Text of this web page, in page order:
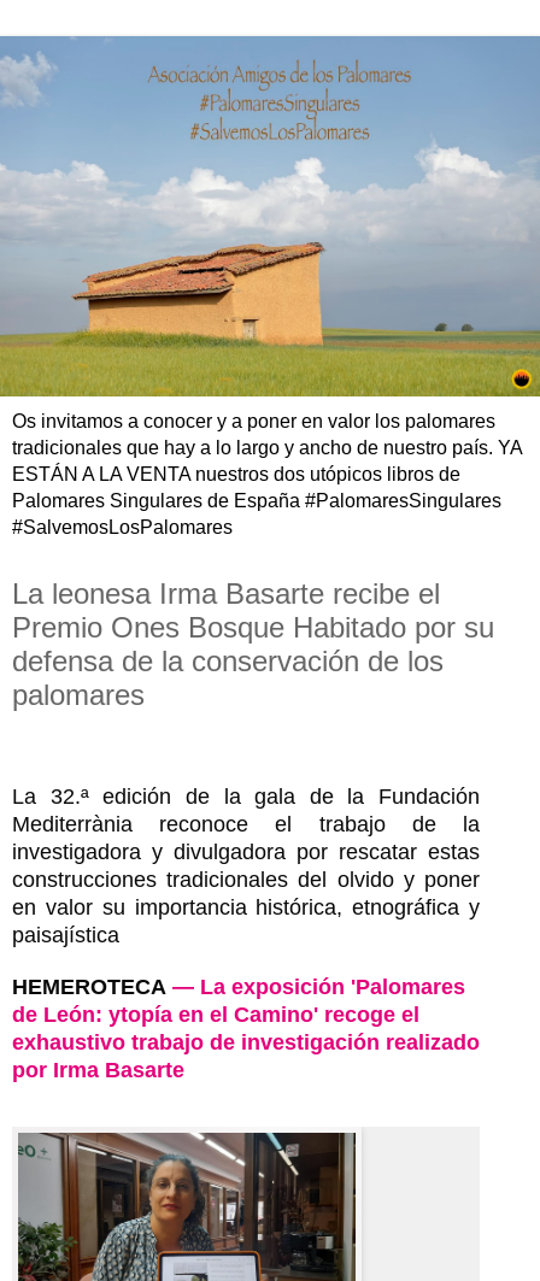
Os invitamos a conocer y a poner en valor los palomares
tradicionales que hay a lo largo y ancho de nuestro país. YA
ESTÁN A LA VENTA nuestros dos utópicos libros de
Palomares Singulares de España #PalomaresSingulares
#SalvemosLosPalomares
La leonesa Irma Basarte recibe el
Premio Ones Bosque Habitado por su
defensa de la conservación de los
palomares
La 32.ª edición de la gala de la Fundación
Mediterrània reconoce el trabajo de la
investigadora y divulgadora por rescatar estas
construcciones tradicionales del olvido y poner
en valor su importancia histórica, etnográfica y
paisajística
HEMEROTECA — La exposición 'Palomares
de León: ytopía en el Camino' recoge el
exhaustivo trabajo de investigación realizado
por Irma Basarte